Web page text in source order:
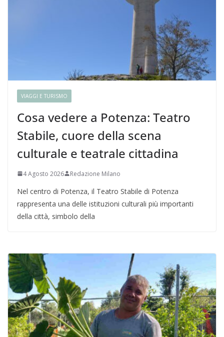
VIAGGI E TURISMO
Cosa vedere a Potenza: Teatro
Stabile, cuore della scena
culturale e teatrale cittadina
4 Agosto 2026 Redazione Milano
Nel centro di Potenza, il Teatro Stabile di Potenza
rappresenta una delle istituzioni culturali più importanti
della città, simbolo della